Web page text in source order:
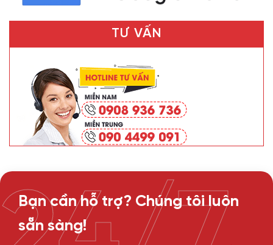
TƯ VẤN
Bạn cần hỗ trợ? Chúng tôi luôn
sẵn sàng!